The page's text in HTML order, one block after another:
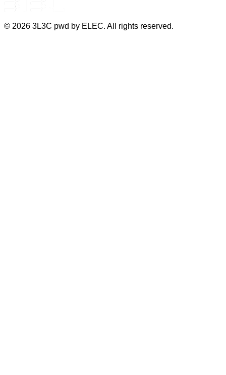
© 2026 3L3C pwd by ELEC. All rights reserved.